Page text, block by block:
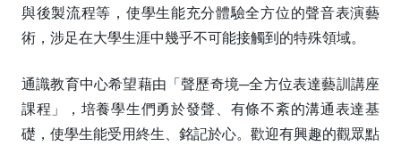
與後製流程等，使學生能充分體驗全方位的聲音表演藝
術，涉足在大學生涯中幾乎不可能接觸到的特殊領域。
通識教育中心希望藉由「聲歷奇境─全方位表達藝訓講座
課程」，培養學生們勇於發聲、有條不紊的溝通表達基
礎，使學生能受用終生、銘記於心。歡迎有興趣的觀眾點